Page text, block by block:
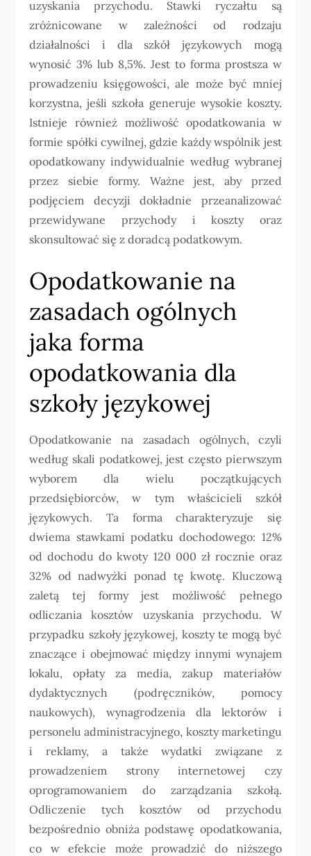
uzyskania przychodu. Stawki ryczałtu są
zróżnicowane w zależności od rodzaju
działalności i dla szkół językowych mogą
wynosić 3% lub 8,5%. Jest to forma prostsza w
prowadzeniu księgowości, ale może być mniej
korzystna, jeśli szkoła generuje wysokie koszty.
Istnieje również możliwość opodatkowania w
formie spółki cywilnej, gdzie każdy wspólnik jest
opodatkowany indywidualnie według wybranej
przez siebie formy. Ważne jest, aby przed
podjęciem decyzji dokładnie przeanalizować
przewidywane przychody i koszty oraz
skonsultować się z doradcą podatkowym.
Opodatkowanie na
zasadach ogólnych
jaka forma
opodatkowania dla
szkoły językowej
Opodatkowanie na zasadach ogólnych, czyli
według skali podatkowej, jest często pierwszym
wyborem dla wielu początkujących
przedsiębiorców, w tym właścicieli szkół
językowych. Ta forma charakteryzuje się
dwiema stawkami podatku dochodowego: 12%
od dochodu do kwoty 120 000 zł rocznie oraz
32% od nadwyżki ponad tę kwotę. Kluczową
zaletą tej formy jest możliwość pełnego
odliczania kosztów uzyskania przychodu. W
przypadku szkoły językowej, koszty te mogą być
znaczące i obejmować między innymi wynajem
lokalu, opłaty za media, zakup materiałów
dydaktycznych (podręczników, pomocy
naukowych), wynagrodzenia dla lektorów i
personelu administracyjnego, koszty marketingu
i reklamy, a także wydatki związane z
prowadzeniem strony internetowej czy
oprogramowaniem do zarządzania szkołą.
Odliczenie tych kosztów od przychodu
bezpośrednio obniża podstawę opodatkowania,
co w efekcie może prowadzić do niższego